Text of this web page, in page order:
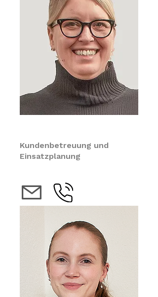
Kundenbetreuung und
Einsatzplanung